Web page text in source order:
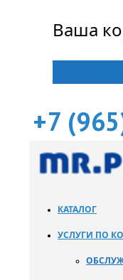
Ваша
+7
КАТАЛОГ
УСЛУГИ ПО